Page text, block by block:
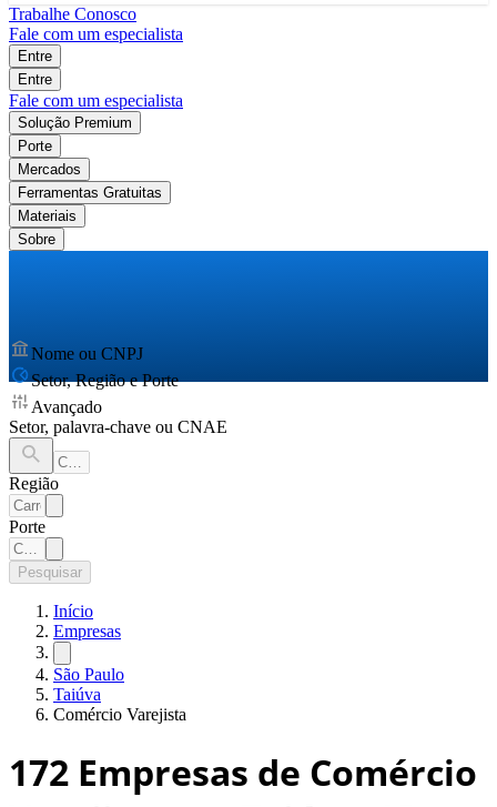
Trabalhe Conosco
Fale com um especialista
Entre
Entre
Fale com um especialista
Solução Premium
Porte
Mercados
Ferramentas Gratuitas
Materiais
Sobre
Nome ou CNPJ
Setor, Região e Porte
Avançado
Setor, palavra-chave ou CNAE
Região
Porte
Pesquisar
Início
Empresas
São Paulo
Taiúva
Comércio Varejista
172 Empresas de Comércio